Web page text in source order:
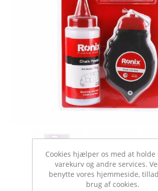
Cookies hjælper os med at holde
varekurv og andre services.
benytte vores hjemmeside,
brug af cookies.